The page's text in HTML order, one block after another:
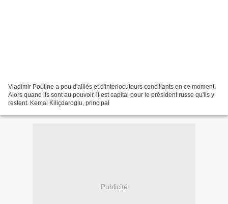
Vladimir Poutine a peu d'alliés et d'interlocuteurs conciliants en ce moment.
Alors quand ils sont au pouvoir, il est capital pour le président russe qu'ils y
restent. Kemal Kiliçdaroglu, principal
Publicité